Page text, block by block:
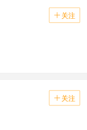
 关注
 关注